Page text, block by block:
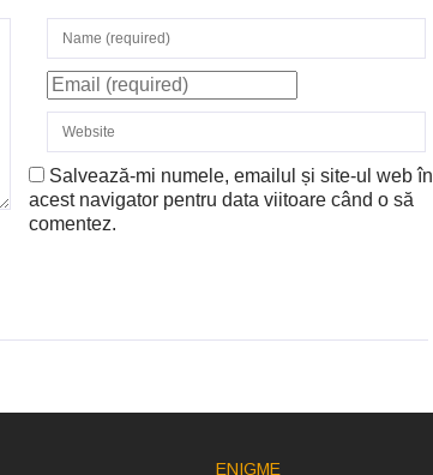
Salvează-mi numele, emailul și site-ul web în
acest navigator pentru data viitoare când o să
comentez.
ENIGME